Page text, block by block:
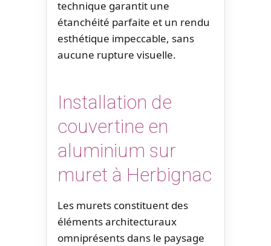
technique garantit une
étanchéité parfaite et un rendu
esthétique impeccable, sans
aucune rupture visuelle.
Installation de
couvertine en
aluminium sur
muret à Herbignac
Les murets constituent des
éléments architecturaux
omniprésents dans le paysage